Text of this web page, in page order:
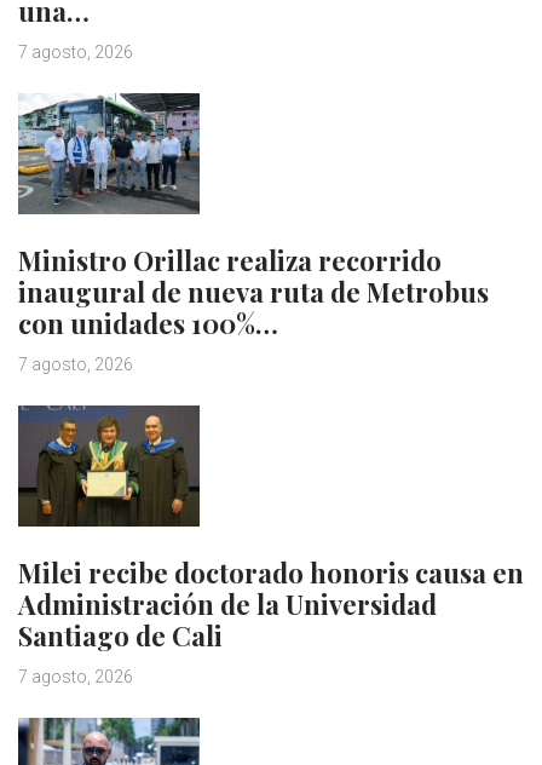
una…
7 agosto, 2026
Ministro Orillac realiza recorrido
inaugural de nueva ruta de Metrobus
con unidades 100%…
7 agosto, 2026
Milei recibe doctorado honoris causa en
Administración de la Universidad
Santiago de Cali
7 agosto, 2026